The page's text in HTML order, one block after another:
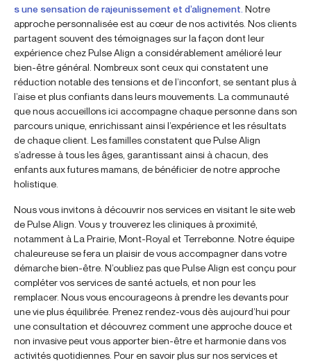
s une sensation de rajeunissement et d’alignement. Notre
approche personnalisée est au cœur de nos activités. Nos clients
partagent souvent des témoignages sur la façon dont leur
expérience chez Pulse Align a considérablement amélioré leur
bien-être général. Nombreux sont ceux qui constatent une
réduction notable des tensions et de l’inconfort, se sentant plus à
l’aise et plus confiants dans leurs mouvements. La communauté
que nous accueillons ici accompagne chaque personne dans son
parcours unique, enrichissant ainsi l’expérience et les résultats
de chaque client. Les familles constatent que Pulse Align
s’adresse à tous les âges, garantissant ainsi à chacun, des
enfants aux futures mamans, de bénéficier de notre approche
holistique.
Nous vous invitons à découvrir nos services en visitant le site web
de Pulse Align. Vous y trouverez les cliniques à proximité,
notamment à La Prairie, Mont-Royal et Terrebonne. Notre équipe
chaleureuse se fera un plaisir de vous accompagner dans votre
démarche bien-être. N’oubliez pas que Pulse Align est conçu pour
compléter vos services de santé actuels, et non pour les
remplacer. Nous vous encourageons à prendre les devants pour
une vie plus équilibrée. Prenez rendez-vous dès aujourd’hui pour
une consultation et découvrez comment une approche douce et
non invasive peut vous apporter bien-être et harmonie dans vos
activités quotidiennes. Pour en savoir plus sur nos services et